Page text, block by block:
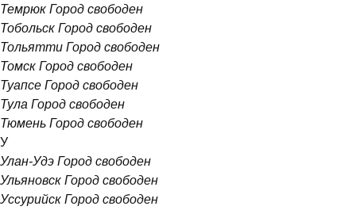
Темрюк Город свободен
Тобольск Город свободен
Тольятти Город свободен
Томск Город свободен
Туапсе Город свободен
Тула Город свободен
Тюмень Город свободен
У
Улан-Удэ Город свободен
Ульяновск Город свободен
Уссурийск Город свободен